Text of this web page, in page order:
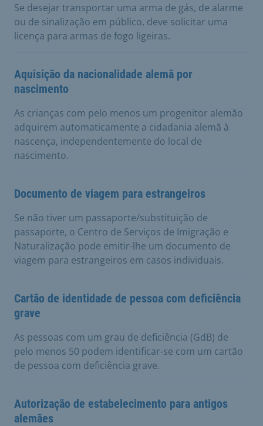
Se desejar transportar uma arma de gás, de alarme
ou de sinalização em público, deve solicitar uma
licença para armas de fogo ligeiras.
Aquisição da nacionalidade alemã por
nascimento
As crianças com pelo menos um progenitor alemão
adquirem automaticamente a cidadania alemã à
nascença, independentemente do local de
nascimento.
Documento de viagem para estrangeiros
Se não tiver um passaporte/substituição de
passaporte, o Centro de Serviços de Imigração e
Naturalização pode emitir-lhe um documento de
viagem para estrangeiros em casos individuais.
Cartão de identidade de pessoa com deficiência
grave
As pessoas com um grau de deficiência (GdB) de
pelo menos 50 podem identificar-se com um cartão
de pessoa com deficiência grave.
Autorização de estabelecimento para antigos
alemães